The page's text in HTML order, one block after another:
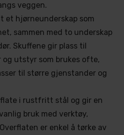
veggen.
et hjørneunderskap som
sammen med to underskap
Skuffene gir plass til
og utstyr som brukes ofte,
til større gjenstander og
i rustfritt stål og gir en
bruk med verktøy,
er enkel å tørke av